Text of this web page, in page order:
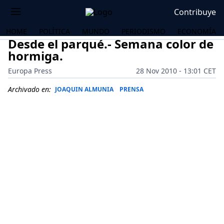
Contribuye
HOME POLÍTICA MUNDO PERIODISMO ECONOMÍA
Desde el parqué.- Semana color de
hormiga.
Europa Press
28 Nov 2010 - 13:01 CET
Archivado en: JOAQUIN ALMUNIA PRENSA